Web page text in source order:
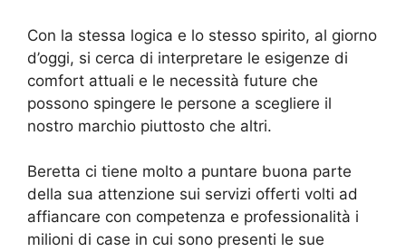
Con la stessa logica e lo stesso spirito, al giorno
d’oggi, si cerca di interpretare le esigenze di
comfort attuali e le necessità future che
possono spingere le persone a scegliere il
nostro marchio piuttosto che altri.
Beretta ci tiene molto a puntare buona parte
della sua attenzione sui servizi offerti volti ad
affiancare con competenza e professionalità i
milioni di case in cui sono presenti le sue